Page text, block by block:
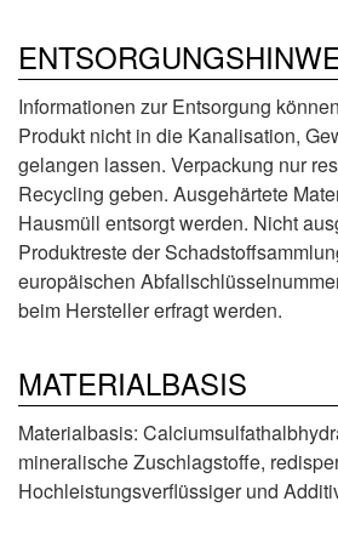
Informationen zur Entsorgung
Produkt nicht in die Kanalisation,
gelangen lassen. Verpackung nur
Recycling geben. Ausgehärtete
Hausmüll entsorgt werden. Nicht
Produktreste der
europäischen
beim Hersteller erfragt werden.
MATERIALBASIS
Materialbasis:
mineralische Zuschlagstoffe,
Hochleistungsverflüssiger und